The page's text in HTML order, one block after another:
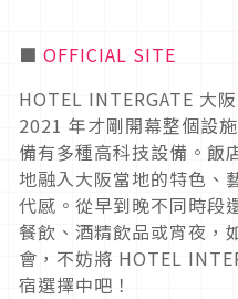
■ OFFICIAL SITE
HOTEL INTERGATE 大
2021 年才剛開幕整個設
備有多種高科技設備。飯
地融入大阪當地的特色、
代感。從早到晚不同時段
餐飲、酒精飲品或宵夜，
會，不妨將 HOTEL
宿選擇中吧！